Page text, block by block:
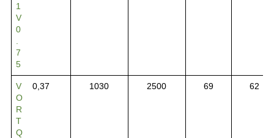
1
V
0
7
5
V
O
R
T
Q
0,37 1030 2500 69 62